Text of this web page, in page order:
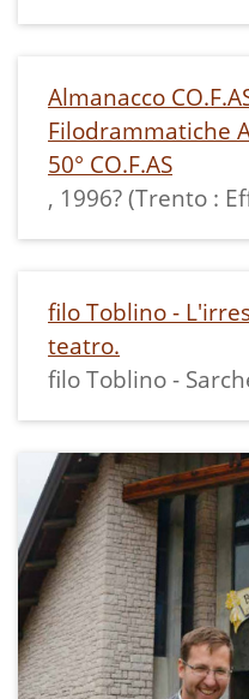
Almanacco
Filodrammatiche
50° CO.F.AS
, 1996? (Trento :
filo Toblino -
teatro.
filo Toblino -